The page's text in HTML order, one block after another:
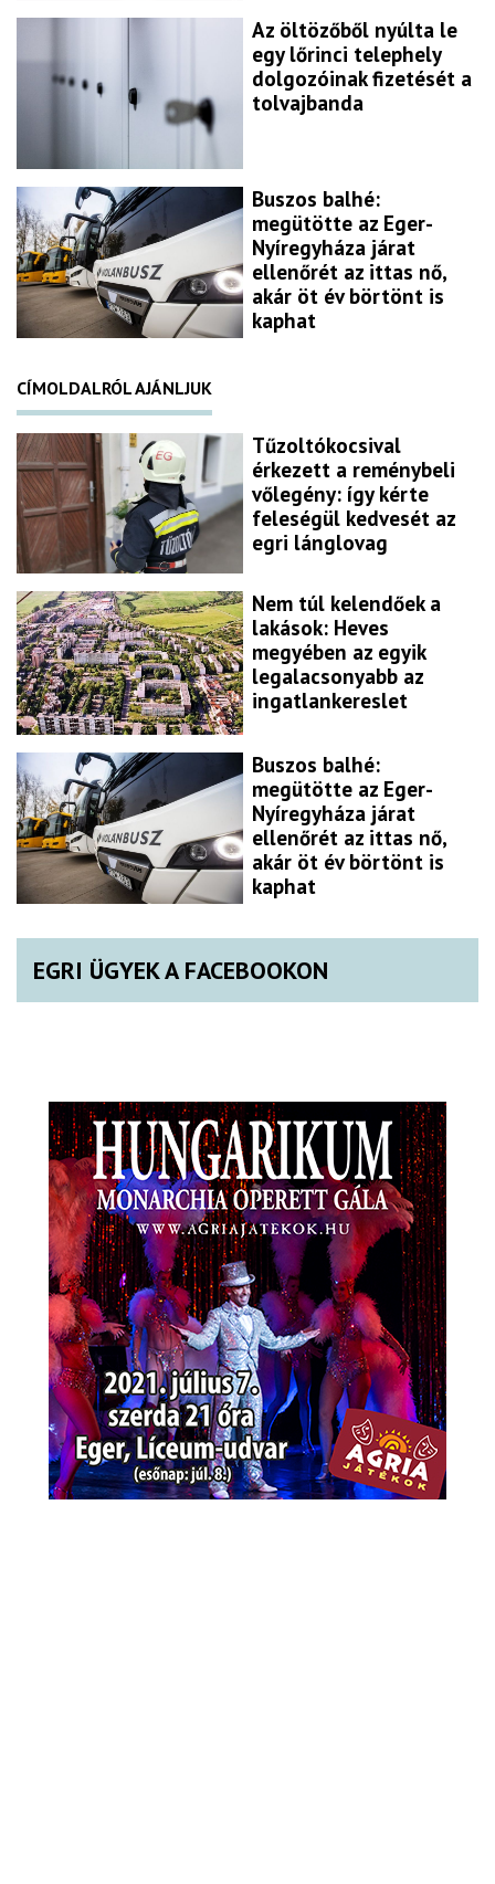
Az öltözőből nyúlta le
egy lőrinci telephely
dolgozóinak fizetését a
tolvajbanda
Buszos balhé:
megütötte az Eger-
Nyíregyháza járat
ellenőrét az ittas nő,
akár öt év börtönt is
kaphat
CÍMOLDALRÓL AJÁNLJUK
Tűzoltókocsival
érkezett a reménybeli
vőlegény: így kérte
feleségül kedvesét az
egri lánglovag
Nem túl kelendőek a
lakások: Heves
megyében az egyik
legalacsonyabb az
ingatlankereslet
Buszos balhé:
megütötte az Eger-
Nyíregyháza járat
ellenőrét az ittas nő,
akár öt év börtönt is
kaphat
EGRI ÜGYEK A FACEBOOKON